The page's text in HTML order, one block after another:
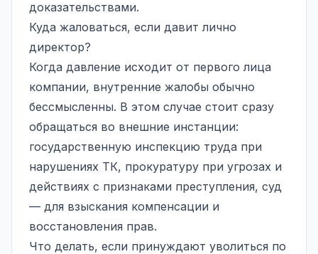
доказательствами.
Куда жаловаться, если давит лично
директор?
Когда давление исходит от первого лица
компании, внутренние жалобы обычно
бессмысленны. В этом случае стоит сразу
обращаться во внешние инстанции:
государственную инспекцию труда при
нарушениях ТК, прокуратуру при угрозах и
действиях с признаками преступления, суд
— для взыскания компенсации и
восстановления прав.
Что делать, если принуждают уволиться по